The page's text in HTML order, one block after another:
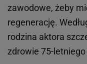
zawodowe, żeby
regenerację.
rodzina aktora
zdrowie 75-